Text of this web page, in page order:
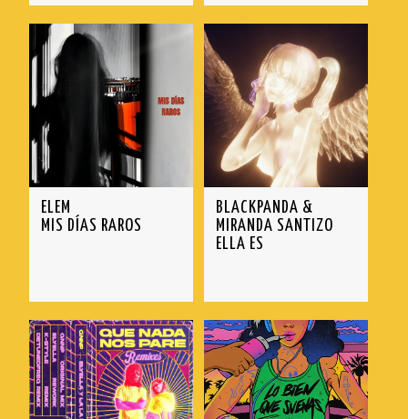
ELEM
MIS DÍAS RAROS
BLACKPANDA &
MIRANDA SANTIZO
ELLA ES